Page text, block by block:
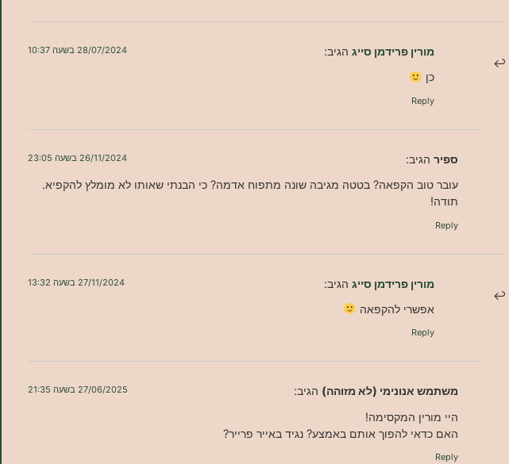
מורין פרידמן סייג הגיב: 28/07/2024 בשעה 10:37
כן
Reply
ספיר הגיב: 26/11/2024 בשעה 23:05
עובר טוב הקפאה? בטטה מגיבה שונה מתפוח אדמה? כי הבנתי שאותו לא מומלץ להקפיא.
תודה!
Reply
מורין פרידמן סייג הגיב: 27/11/2024 בשעה 13:32
אפשרי להקפאה
Reply
משתמש אנונימי (לא מזוהה) הגיב: 27/06/2025 בשעה 21:35
היי מורין המקסימה!
האם כדאי להפוך אותם באמצע? נגיד באייר פרייר?
Reply